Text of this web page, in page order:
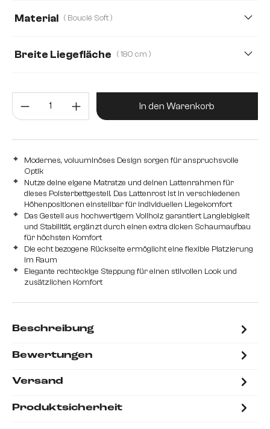
Material ( Bouclé Soft )
Strukturstoff Soft
Breite Liegefläche ( 180 cm )
Produkt Anzahl: Gib den
In den Warenkorb
Modernes, voluuminöses Design sorgen für anspruchsvolle
Optik
Nutze deine eigene Matratze und deinen Lattenrahmen für
dieses Polsterbettgestell. Das Lattenrost ist in verschiedenen
Höhenpositionen einstellbar für individuellen Liegekomfort
Das Gestell aus hochwertigem Vollholz garantiert Langlebigkeit
und Stabilität, ergänzt durch einen extra dicken Schaumaufbau
für höchsten Komfort
Die echt bezogene Rückseite ermöglicht eine flexible Platzierung
im Raum
Elegante rechteckige Steppung für einen stilvollen Look und
zusätzlichen Komfort
Beschreibung
Bewertungen
Versand
Produktsicherheit